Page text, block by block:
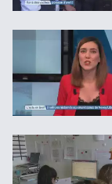
Vevey réclame
Une cellule de